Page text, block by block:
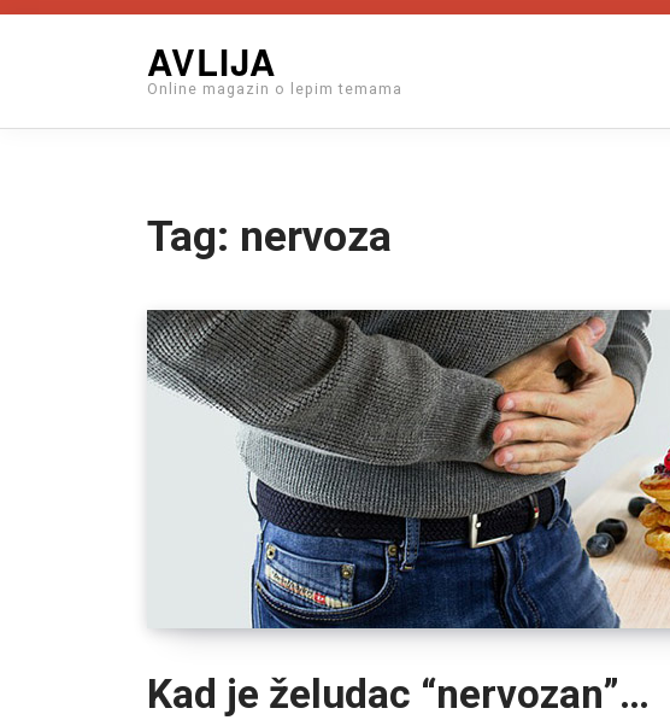
AVLIJA
Online magazin o lepim temama
Tag: nervoza
Kad je želudac “nervozan”…